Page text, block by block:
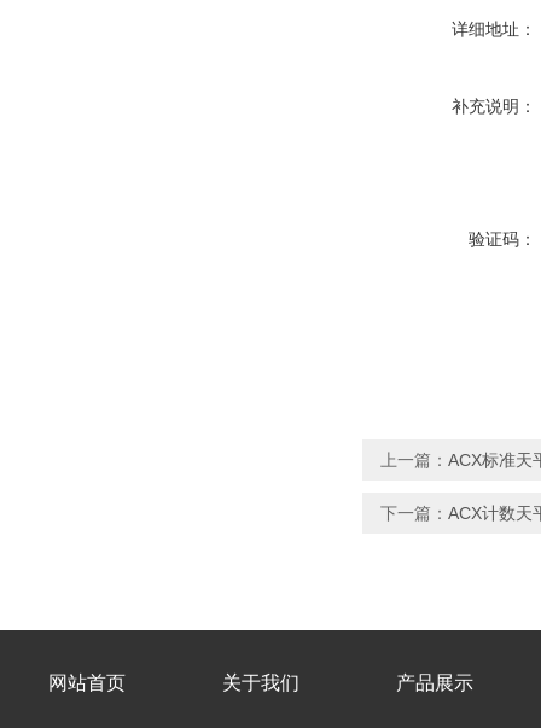
详细地址：
补充说明：
验证码：
上一篇： ACX标准天
下一篇： ACX计数天
网站首页 关于我们 产品展示